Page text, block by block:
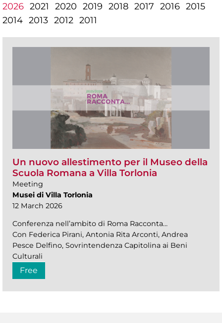
2026 2021 2020 2019 2018 2017 2016 2015
2014 2013 2012 2011
Un nuovo allestimento per il Museo della
Scuola Romana a Villa Torlonia
Meeting
Musei di Villa Torlonia
12 March 2026
Conferenza nell’ambito di Roma Racconta…
Con Federica Pirani, Antonia Rita Arconti, Andrea
Pesce Delfino, Sovrintendenza Capitolina ai Beni
Culturali
Free